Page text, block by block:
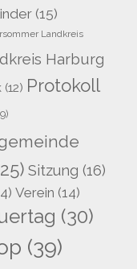
(15)
Landkreis
Harburg
(12) Protokoll
Sitzung (16)
Verein (14)
(30)
(39)